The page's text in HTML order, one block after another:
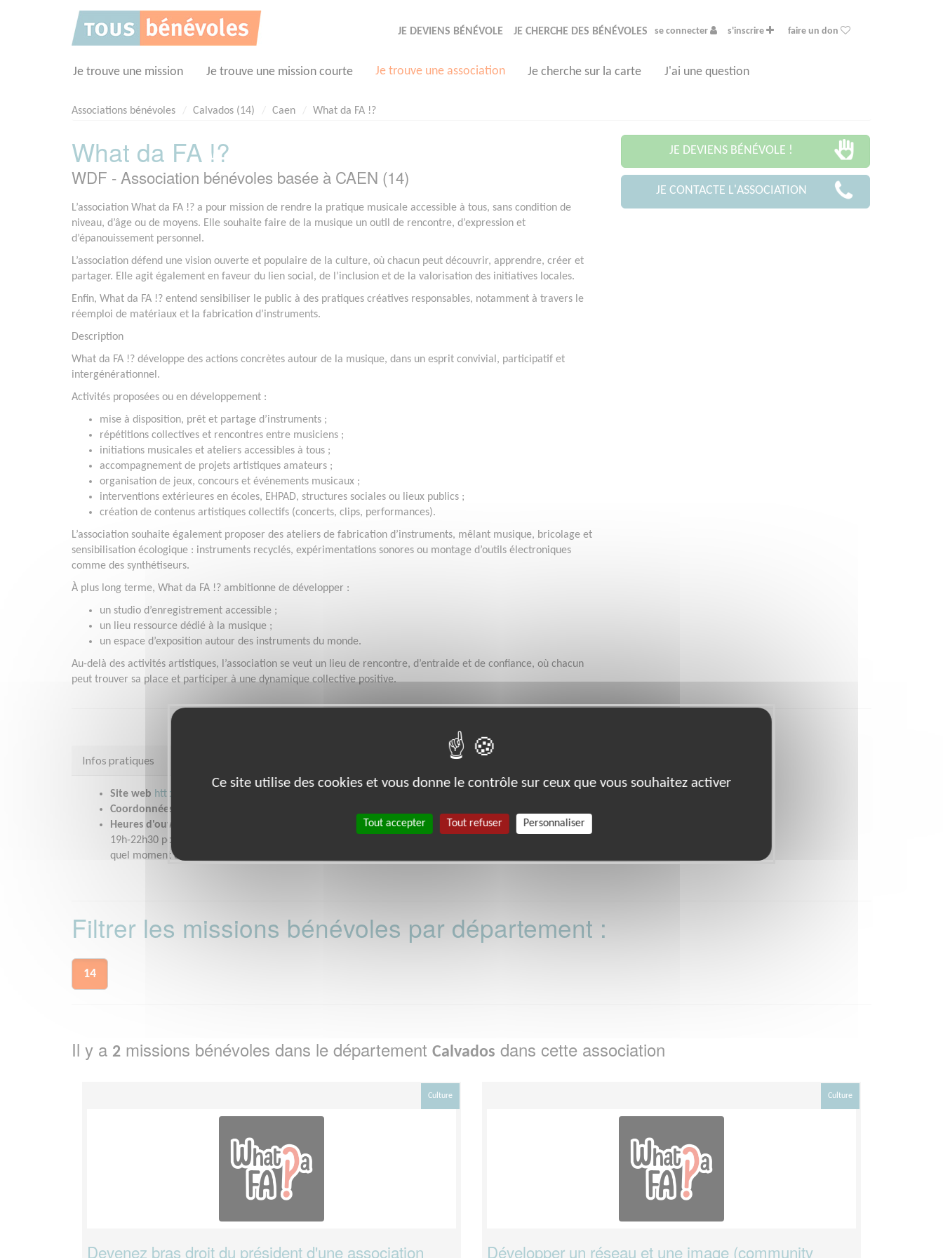
JE DEVIENS BÉNÉVOLE JE CHERCHE DES BÉNÉVOLES se connecter s'inscrire faire un don
Je trouve une mission Je trouve une mission courte Je trouve une association Je cherche sur la carte J'ai une question
Associations bénévoles Calvados (14) Caen What da FA !?
What da FA !?
WDF - Association bénévoles basée à CAEN (14)
L’association What da FA !? a pour mission de rendre la pratique musicale accessible à tous, sans condition de
niveau, d’âge ou de moyens. Elle souhaite faire de la musique un outil de rencontre, d’expression et
d’épanouissement personnel.
L’association défend une vision ouverte et populaire de la culture, où chacun peut découvrir, apprendre, créer et
partager. Elle agit également en faveur du lien social, de l’inclusion et de la valorisation des initiatives locales.
Enfin, What da FA !? entend sensibiliser le public à des pratiques créatives responsables, notamment à travers le
réemploi de matériaux et la fabrication d’instruments.
Description
What da FA !? développe des actions concrètes autour de la musique, dans un esprit convivial, participatif et
intergénérationnel.
Activités proposées ou en développement :
mise à disposition, prêt et partage d’instruments ;
répétitions collectives et rencontres entre musiciens ;
initiations musicales et ateliers accessibles à tous ;
accompagnement de projets artistiques amateurs ;
organisation de jeux, concours et événements musicaux ;
interventions extérieures en écoles, EHPAD, structures sociales ou lieux publics ;
création de contenus artistiques collectifs (concerts, clips, performances).
L’association souhaite également proposer des ateliers de fabrication d’instruments, mêlant musique, bricolage et
sensibilisation écologique : instruments recyclés, expérimentations sonores ou montage d’outils électroniques
comme des synthétiseurs.
À plus long terme, What da FA !? ambitionne de développer :
un studio d’enregistrement accessible ;
un lieu ressource dédié à la musique ;
un espace d’exposition autour des instruments du monde.
Au-delà des activités artistiques, l’association se veut un lieu de rencontre, d’entraide et de confiance, où chacun
peut trouver sa place et participer à une dynamique collective positive.
JE DEVIENS BÉNÉVOLE !
JE CONTACTE L'ASSOCIATION
Infos pratiques
Site web https://what-da-fa-caen.s2.yapla.com/fr/
Coordonnées
Heures d'ouverture
19h-22h30 pour le local de musique. L'activité peut s'éteindre à n'importe
quel moment de la journée, a fortiori pour la réception de dons.
Filtrer les missions bénévoles par département :
14
Il y a 2 missions bénévoles dans le département Calvados dans cette association
Culture
Devenez bras droit du président d'une association
Culture
Développer un réseau et une image (community
Ce site utilise des cookies et vous donne le contrôle sur ceux que vous souhaitez activer
Tout accepter Tout refuser Personnaliser